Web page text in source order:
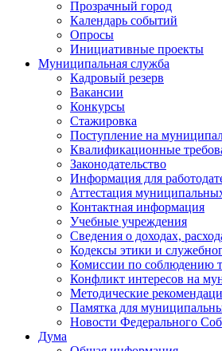
Прозрачный город
Календарь событий
Опросы
Инициативные проекты
Муниципальная служба
Кадровый резерв
Вакансии
Конкурсы
Стажировка
Поступление на
Квалификационные
Законодательство
Информация для
Аттестация
Контактная информация
Учебные учреждения
Сведения о доходах,
Кодексы этики и
Комиссии по соблюдению
Конфликт интересов на
Методические
Памятка для
Новости Федерального
Дума